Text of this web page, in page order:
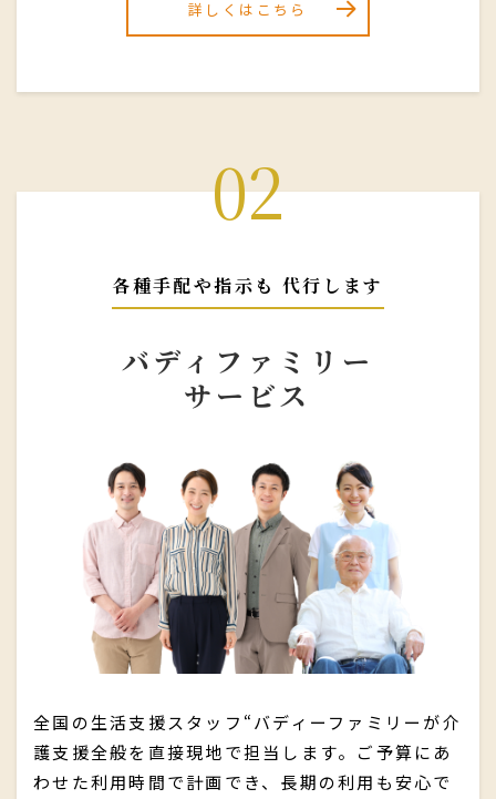
詳しくはこちら
02
各種手配や指示も 代行します
バディファミリー
サービス
全国の生活支援スタッフ“バディーファミリーが介
護支援全般を直接現地で担当します。ご予算にあ
わせた利用時間で計画でき、長期の利用も安心で